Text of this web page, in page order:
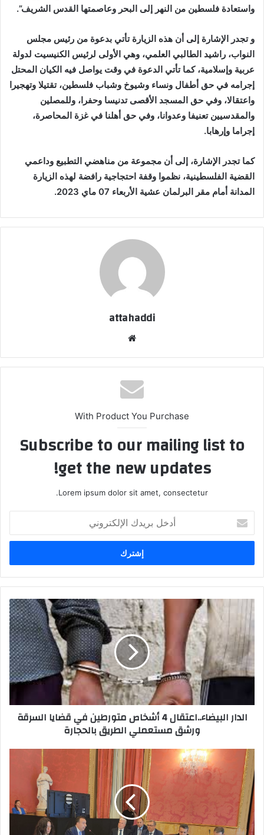
واستعادة فلسطين من النهر إلى البحر وعاصمتها القدس الشريف”.
و تجدر الإشارة إلى أن هذه الزيارة تأتي بدعوة من رئيس مجلس
النواب، راشيد الطالبي العلمي، وهي الأولى لرئيس الكنيسيت لدولة
عربية وإسلامية، كما تأتي الدعوة في وقت يواصل فيه الكيان المحتل
إجرامه في حق أطفال ونساء وشيوخ وشباب فلسطين، تقتيلا وتهجيرا
واعتقالا، وفي حق المسجد الأقصى تدنيسا وحفرا، وللمصلين
والمقدسيين تعنيفا وعدوانا، وفي حق أهلنا في غزة المحاصرة،
إجراما وإرهابا.
كما تجدر الإشارة، إلى أن مجموعة من مناهضي التطبيع وداعمي
القضية الفلسطينية، نظموا وقفة احتجاجية رافضة لهذه الزيارة
المدانة أمام مقر البرلمان عشية الأربعاء 07 ماي 2023.
attahaddi
With Product You Purchase
Subscribe to our mailing list to
get the new updates!
Lorem ipsum dolor sit amet, consectetur.
بريدك
الإلكتروني
الدار البيضاء..اعتقال 4 أشخاص متورطين في قضايا السرقة
ورشق مستعملي الطريق بالحجارة